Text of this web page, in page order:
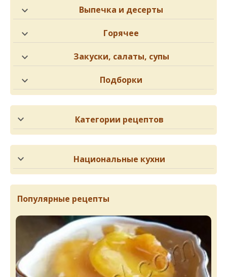
Выпечка и десерты
Горячее
Закуски, салаты, супы
Подборки
Категории рецептов
Национальные кухни
Популярные рецепты